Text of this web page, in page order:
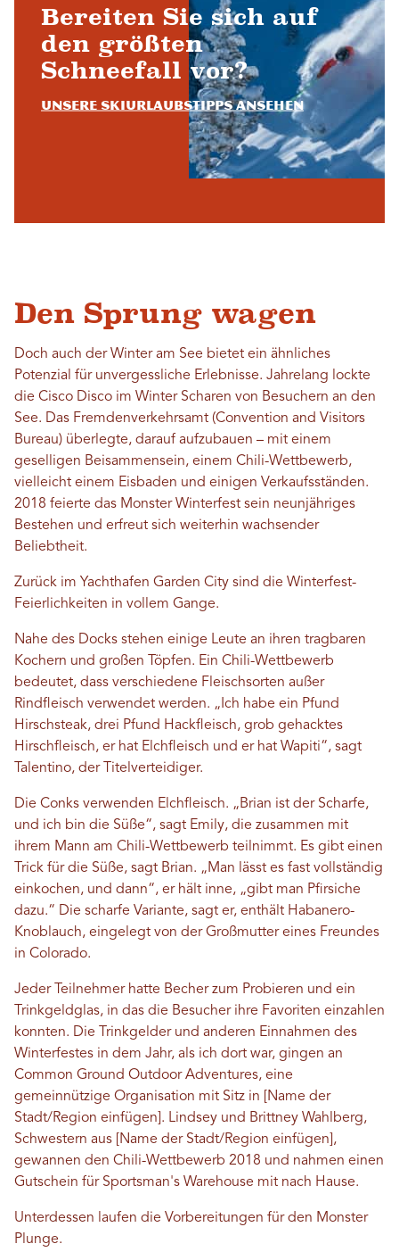
Bereiten Sie sich auf
den größten
Schneefall vor?
Unsere Skiurlaubstipps ansehen
Den Sprung wagen
Doch auch der Winter am See bietet ein ähnliches
Potenzial für unvergessliche Erlebnisse. Jahrelang lockte
die Cisco Disco im Winter Scharen von Besuchern an den
See. Das Fremdenverkehrsamt (Convention and Visitors
Bureau) überlegte, darauf aufzubauen – mit einem
geselligen Beisammensein, einem Chili-Wettbewerb,
vielleicht einem Eisbaden und einigen Verkaufsständen.
2018 feierte das Monster Winterfest sein neunjähriges
Bestehen und erfreut sich weiterhin wachsender
Beliebtheit.
Zurück im Yachthafen Garden City sind die Winterfest-
Feierlichkeiten in vollem Gange.
Nahe des Docks stehen einige Leute an ihren tragbaren
Kochern und großen Töpfen. Ein Chili-Wettbewerb
bedeutet, dass verschiedene Fleischsorten außer
Rindfleisch verwendet werden. „Ich habe ein Pfund
Hirschsteak, drei Pfund Hackfleisch, grob gehacktes
Hirschfleisch, er hat Elchfleisch und er hat Wapiti“, sagt
Talentino, der Titelverteidiger.
Die Conks verwenden Elchfleisch. „Brian ist der Scharfe,
und ich bin die Süße“, sagt Emily, die zusammen mit
ihrem Mann am Chili-Wettbewerb teilnimmt. Es gibt einen
Trick für die Süße, sagt Brian. „Man lässt es fast vollständig
einkochen, und dann“, er hält inne, „gibt man Pfirsiche
dazu.“ Die scharfe Variante, sagt er, enthält Habanero-
Knoblauch, eingelegt von der Großmutter eines Freundes
in Colorado.
Jeder Teilnehmer hatte Becher zum Probieren und ein
Trinkgeldglas, in das die Besucher ihre Favoriten einzahlen
konnten. Die Trinkgelder und anderen Einnahmen des
Winterfestes in dem Jahr, als ich dort war, gingen an
Common Ground Outdoor Adventures, eine
gemeinnützige Organisation mit Sitz in [Name der
Stadt/Region einfügen]. Lindsey und Brittney Wahlberg,
Schwestern aus [Name der Stadt/Region einfügen],
gewannen den Chili-Wettbewerb 2018 und nahmen einen
Gutschein für Sportsman's Warehouse mit nach Hause.
Unterdessen laufen die Vorbereitungen für den Monster
Plunge.